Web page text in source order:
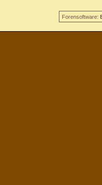
Forensoftware: